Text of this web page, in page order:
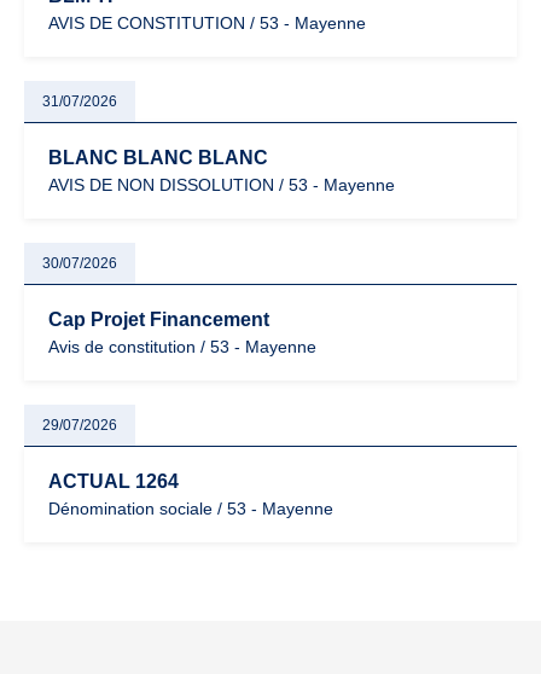
AVIS DE CONSTITUTION / 53 - Mayenne
31/07/2026
BLANC BLANC BLANC
AVIS DE NON DISSOLUTION / 53 - Mayenne
30/07/2026
Cap Projet Financement
Avis de constitution / 53 - Mayenne
29/07/2026
ACTUAL 1264
Dénomination sociale / 53 - Mayenne